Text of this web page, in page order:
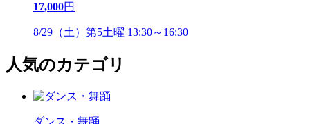
17,000円
8/29（土）第5土曜 13:30～16:30
人気のカテゴリ
ダンス・舞踊